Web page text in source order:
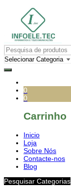
0
0
Carrinho
Inicio
Loja
Sobre Nós
Contacte-nos
Blog
Pesquisar Categorias